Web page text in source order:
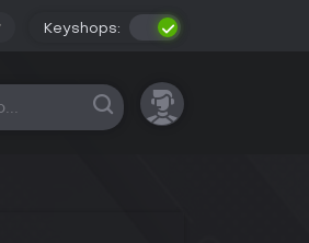
Keyshops: